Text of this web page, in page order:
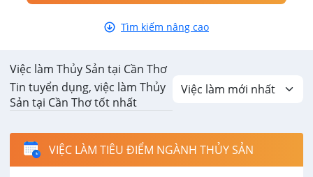
Tìm kiếm nâng cao
Việc làm Thủy Sản tại Cần Thơ
Tin tuyển dụng, việc làm Thủy
Sản tại Cần Thơ tốt nhất
VIỆC LÀM TIÊU ĐIỂM NGÀNH THỦY SẢN